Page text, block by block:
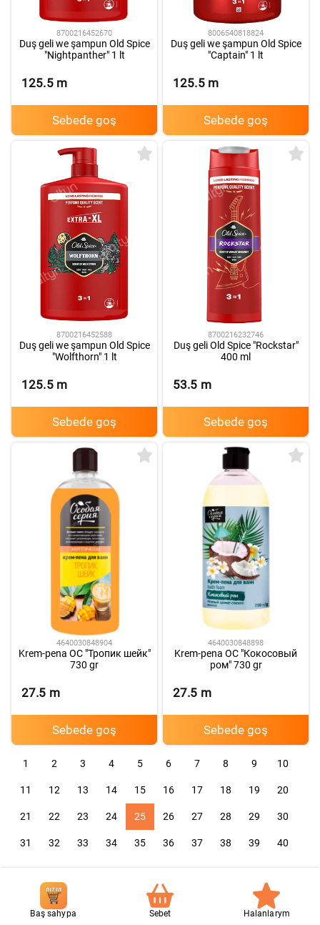
8700216452670
Duş geli we şampun Old Spice
"Nightpanther" 1 lt
125.5 m
Sebede goş
8006540818824
Duş geli we şampun Old Spice
"Captain" 1 lt
125.5 m
Sebede goş
8700216452588
Duş geli we şampun Old Spice
"Wolfthorn" 1 lt
125.5 m
Sebede goş
8700216232746
Duş geli Old Spice "Rockstar"
400 ml
53.5 m
Sebede goş
4640030848904
Krem-pena ОС "Тропик шейк"
730 gr
27.5 m
Sebede goş
4640030848898
Krem-pena ОС "Кокосовый
ром" 730 gr
27.5 m
Sebede goş
1 2 3 4 5 6 7 8 9 10
11 12 13 14 15 16 17 18 19 20
21 22 23 24 25 26 27 28 29 30
31 32 33 34 35 36 37 38 39 40
Baş sahypa Sebet Halanlarym